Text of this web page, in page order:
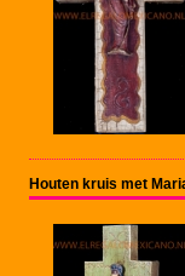
Houten kruis met